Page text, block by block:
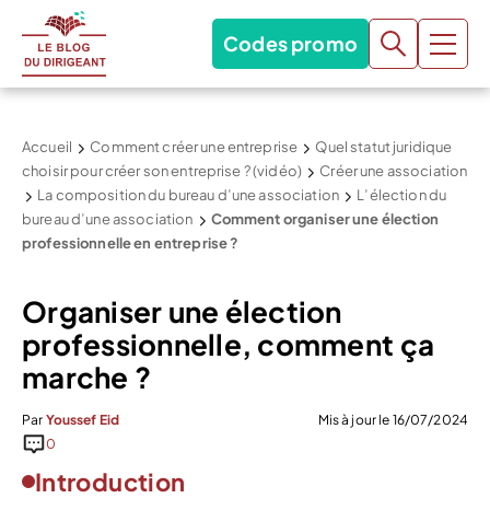
Codes promo
Accueil Comment créer une entreprise
Quel statut juridique
choisir pour créer son entreprise ? (vidéo)
Créer une association
La composition du bureau d’une association
L’élection du
bureau d’une association
Comment organiser une élection
professionnelle en entreprise ?
Organiser une élection
professionnelle, comment ça
marche ?
Par Youssef Eid
Mis à jour le 16/07/2024
0
Introduction